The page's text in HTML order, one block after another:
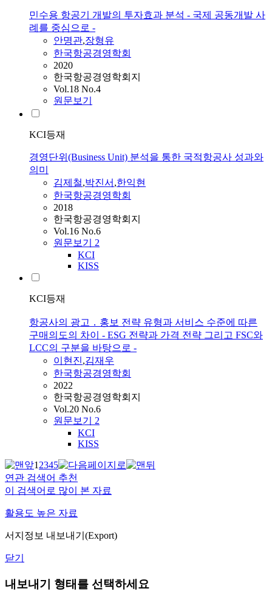
민수용 항공기 개발의 투자효과 분석 - 국제 공동개발 사
례를 중심으로 -
안명관,장형유
한국항공경영학회
2020
한국항공경영학회지
Vol.18 No.4
원문보기
KCI등재
경영단위(Business Unit) 분석을 통한 국적항공사 성과와
의미
김제철,박진서 ,한익현
한국항공경영학회
2018
한국항공경영학회지
Vol.16 No.6
원문보기 2
KCI
KISS
KCI등재
항공사의 광고 ․ 홍보 전략 유형과 서비스 수준에 따른
구매의도의 차이 - ESG 전략과 가격 전략 그리고 FSC와
LCC의 구분을 바탕으로 -
이현진,김재우
한국항공경영학회
2022
한국항공경영학회지
Vol.20 No.6
원문보기 2
KCI
KISS
12345
연관 검색어 추천
이 검색어로 많이 본 자료
활용도 높은 자료
서지정보 내보내기(Export)
닫기
내보내기 형태를 선택하세요